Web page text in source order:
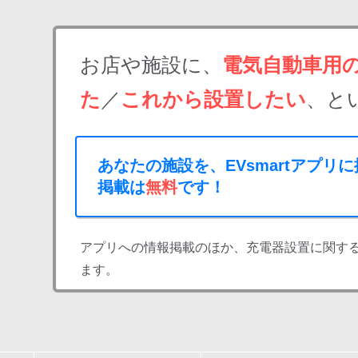
お店や施設に、 電気自動車用
た ／ これから設置したい、と
あなたの施設を、EVsmartアプリ
掲載は無料です！
アプリへの情報掲載のほか、充電器設置に関す
ます。